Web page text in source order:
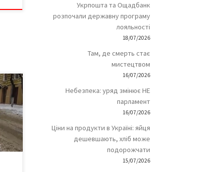
не
Укрпошта та Ощадбанк
розпочали державну програму
лояльності
18/07/2026
Там, де смерть стає
мистецтвом
16/07/2026
Небезпека: уряд змінює НЕ
парламент
16/07/2026
Ціни на продукти в Україні: яйця
дешевшають, хліб може
подорожчати
15/07/2026